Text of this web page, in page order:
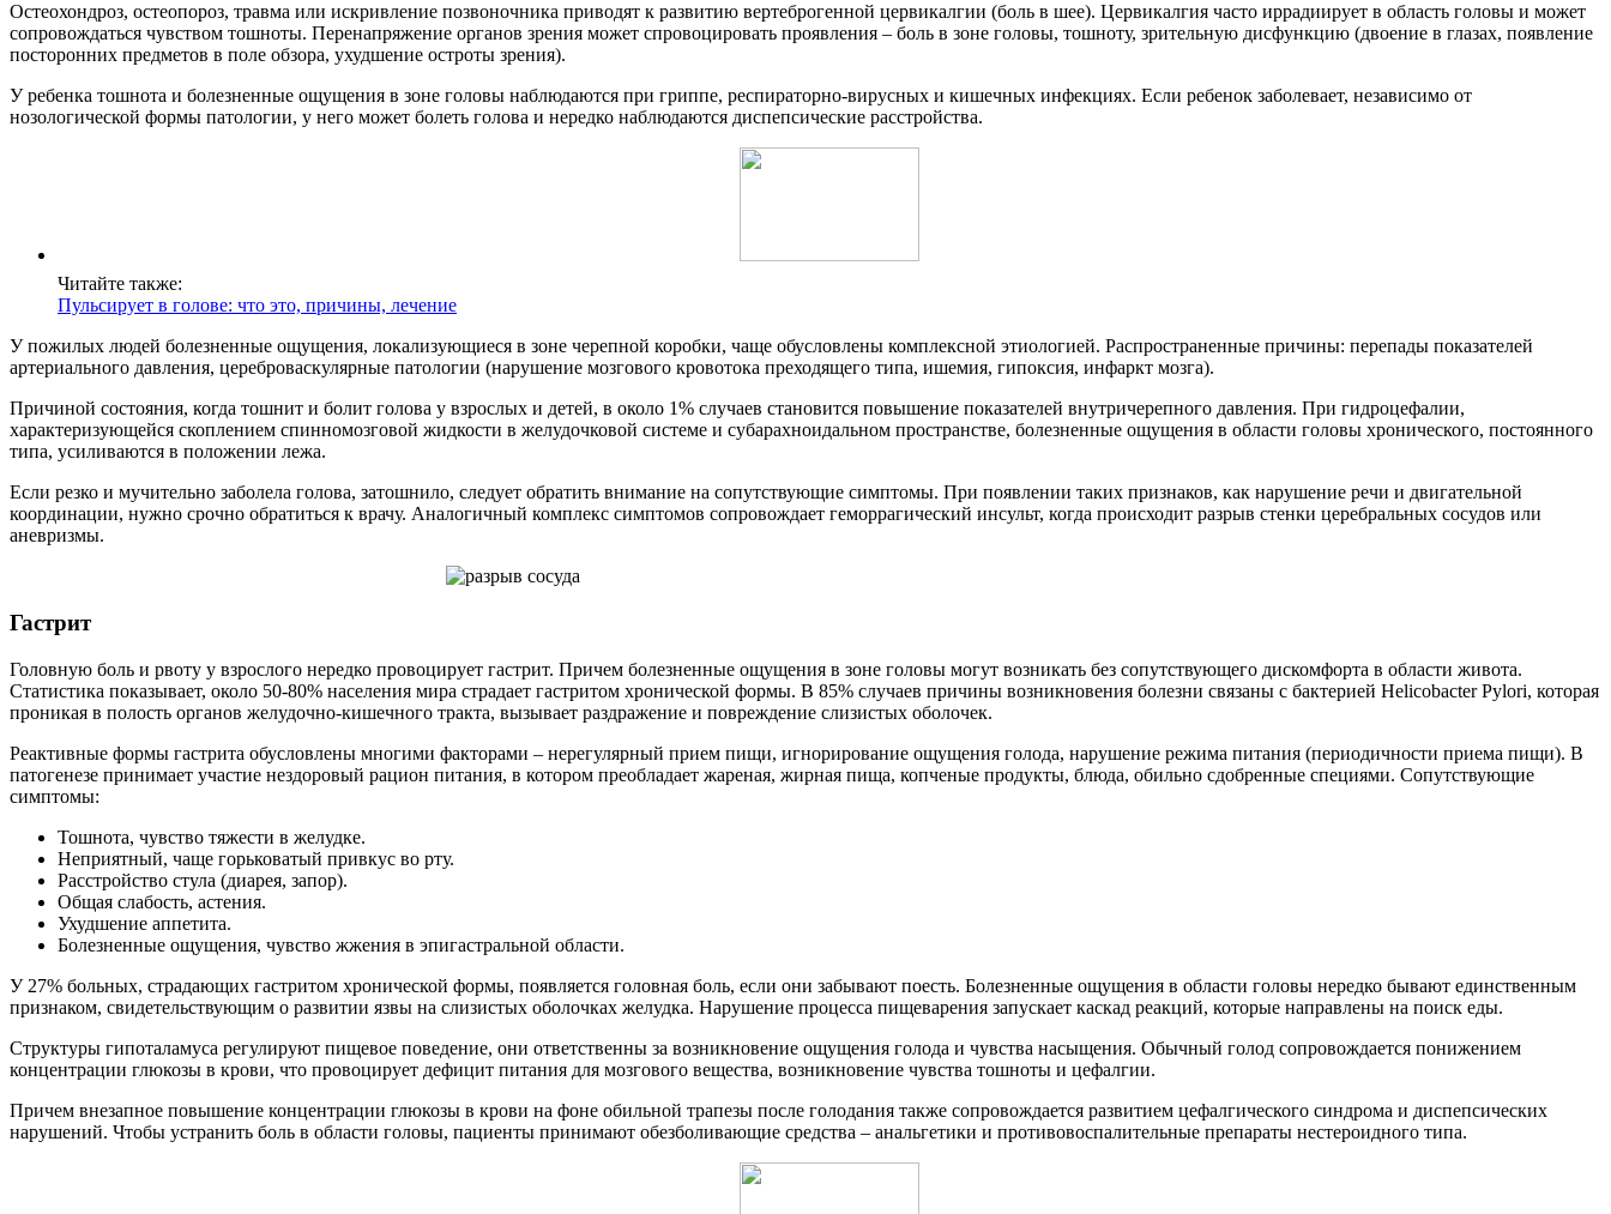
Остеохондроз, остеопороз, травма или искривление позвоночника приводят к развитию вертеброгенной цервикалгии (боль в шее). Цервикалгия часто иррадиирует в область головы и может
сопровождаться чувством тошноты. Перенапряжение органов зрения может спровоцировать проявления – боль в зоне головы, тошноту, зрительную дисфункцию (двоение в глазах, появление
посторонних предметов в поле обзора, ухудшение остроты зрения).
У ребенка тошнота и болезненные ощущения в зоне головы наблюдаются при гриппе, респираторно-вирусных и кишечных инфекциях. Если ребенок заболевает, независимо от
нозологической формы патологии, у него может болеть голова и нередко наблюдаются диспепсические расстройства.
Читайте также:
Пульсирует в голове: что это, причины, лечение
У пожилых людей болезненные ощущения, локализующиеся в зоне черепной коробки, чаще обусловлены комплексной этиологией. Распространенные причины: перепады показателей
артериального давления, цереброваскулярные патологии (нарушение мозгового кровотока преходящего типа, ишемия, гипоксия, инфаркт мозга).
Причиной состояния, когда тошнит и болит голова у взрослых и детей, в около 1% случаев становится повышение показателей внутричерепного давления. При гидроцефалии,
характеризующейся скоплением спинномозговой жидкости в желудочковой системе и субарахноидальном пространстве, болезненные ощущения в области головы хронического, постоянного
типа, усиливаются в положении лежа.
Если резко и мучительно заболела голова, затошнило, следует обратить внимание на сопутствующие симптомы. При появлении таких признаков, как нарушение речи и двигательной
координации, нужно срочно обратиться к врачу. Аналогичный комплекс симптомов сопровождает геморрагический инсульт, когда происходит разрыв стенки церебральных сосудов или
аневризмы.
Гастрит
Головную боль и рвоту у взрослого нередко провоцирует гастрит. Причем болезненные ощущения в зоне головы могут возникать без сопутствующего дискомфорта в области живота.
Статистика показывает, около 50-80% населения мира страдает гастритом хронической формы. В 85% случаев причины возникновения болезни связаны с бактерией Helicobacter Pylori, которая
проникая в полость органов желудочно-кишечного тракта, вызывает раздражение и повреждение слизистых оболочек.
Реактивные формы гастрита обусловлены многими факторами – нерегулярный прием пищи, игнорирование ощущения голода, нарушение режима питания (периодичности приема пищи). В
патогенезе принимает участие нездоровый рацион питания, в котором преобладает жареная, жирная пища, копченые продукты, блюда, обильно сдобренные специями. Сопутствующие
симптомы:
Тошнота, чувство тяжести в желудке.
Неприятный, чаще горьковатый привкус во рту.
Расстройство стула (диарея, запор).
Общая слабость, астения.
Ухудшение аппетита.
Болезненные ощущения, чувство жжения в эпигастральной области.
У 27% больных, страдающих гастритом хронической формы, появляется головная боль, если они забывают поесть. Болезненные ощущения в области головы нередко бывают единственным
признаком, свидетельствующим о развитии язвы на слизистых оболочках желудка. Нарушение процесса пищеварения запускает каскад реакций, которые направлены на поиск еды.
Структуры гипоталамуса регулируют пищевое поведение, они ответственны за возникновение ощущения голода и чувства насыщения. Обычный голод сопровождается понижением
концентрации глюкозы в крови, что провоцирует дефицит питания для мозгового вещества, возникновение чувства тошноты и цефалгии.
Причем внезапное повышение концентрации глюкозы в крови на фоне обильной трапезы после голодания также сопровождается развитием цефалгического синдрома и диспепсических
нарушений. Чтобы устранить боль в области головы, пациенты принимают обезболивающие средства – анальгетики и противовоспалительные препараты нестероидного типа.